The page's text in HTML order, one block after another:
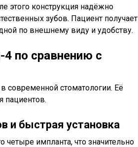
этого конструкция надёжно
зубов. Пациент получает
по внешнему виду и удобству.
по сравнению с
современной стоматологии. Её
пациентов.
и быстрая установка
четыре импланта, что значительно